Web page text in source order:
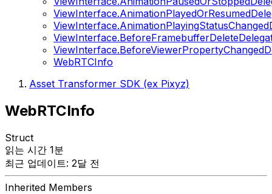
WebRTCInfo
Asset Transformer SDK (ex Pixyz)
WebRTCInfo
Struct
읽는 시간 1분
최근 업데이트: 2달 전
Inherited Members